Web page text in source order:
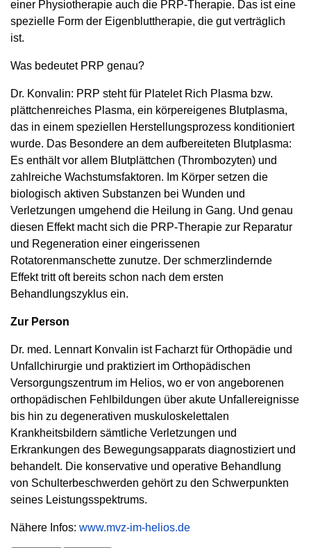
einer Physiotherapie auch die PRP-Therapie. Das ist eine
spezielle Form der Eigenbluttherapie, die gut verträglich
ist.
Was bedeutet PRP genau?
Dr. Konvalin: PRP steht für Platelet Rich Plasma bzw.
plättchenreiches Plasma, ein körpereigenes Blutplasma,
das in einem speziellen Herstellungsprozess konditioniert
wurde. Das Besondere an dem aufbereiteten Blutplasma:
Es enthält vor allem Blutplättchen (Thrombozyten) und
zahlreiche Wachstumsfaktoren. Im Körper setzen die
biologisch aktiven Substanzen bei Wunden und
Verletzungen umgehend die Heilung in Gang. Und genau
diesen Effekt macht sich die PRP-Therapie zur Reparatur
und Regeneration einer eingerissenen
Rotatorenmanschette zunutze. Der schmerzlindernde
Effekt tritt oft bereits schon nach dem ersten
Behandlungszyklus ein.
Zur Person
Dr. med. Lennart Konvalin ist Facharzt für Orthopädie und
Unfallchirurgie und praktiziert im Orthopädischen
Versorgungszentrum im Helios, wo er von angeborenen
orthopädischen Fehlbildungen über akute Unfallereignisse
bis hin zu degenerativen muskuloskelettalen
Krankheitsbildern sämtliche Verletzungen und
Erkrankungen des Bewegungsapparats diagnostiziert und
behandelt. Die konservative und operative Behandlung
von Schulterbeschwerden gehört zu den Schwerpunkten
seines Leistungsspektrums.
Nähere Infos: www.mvz-im-helios.de